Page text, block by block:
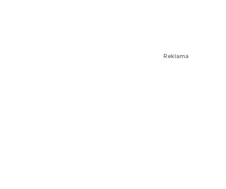
Reklama